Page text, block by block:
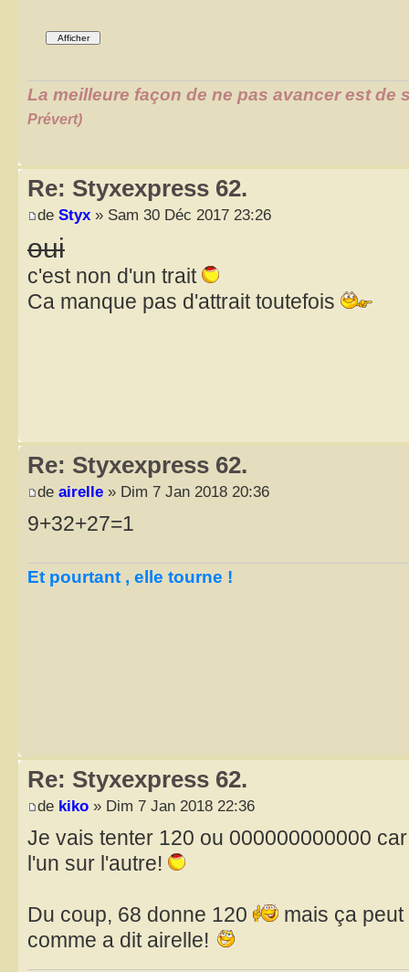
La meilleure façon de ne pas avancer est de
Prévert)
Re: Styxexpress 62.
de Styx » Sam 30 Déc 2017 23:26
oui
c'est non d'un trait
Ca manque pas d'attrait toutefois
Re: Styxexpress 62.
de airelle » Dim 7 Jan 2018 20:36
9+32+27=1
Et pourtant , elle tourne !
Re: Styxexpress 62.
de kiko » Dim 7 Jan 2018 22:36
Je vais tenter 120 ou 000000000000
l'un sur l'autre!
Du coup, 68 donne 120
mais ça
comme a dit airelle!